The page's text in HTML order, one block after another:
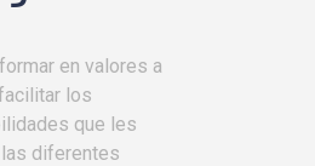
en valores a
los
que les
diferentes
| Educación